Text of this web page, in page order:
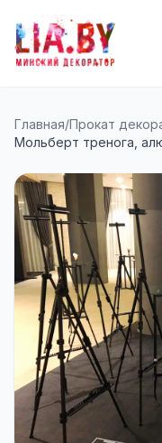
Главная/Прокат
Мольберт тренога,